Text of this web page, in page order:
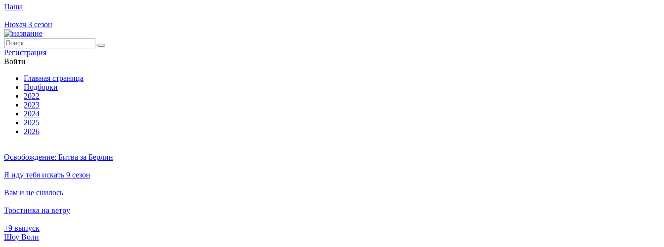
Паша
Нюхач 3 сезон
Ре­ги­ст­ра­ция
Вой­ти
Глав­ная стра­ни­ца
Подборки
2022
2023
2024
2025
2026
Освобождение: Битва за Берлин
Я иду тебя искать 9 сезон
Вам и не снилось
Тростинка на ветру
+9 выпуск
Шоу Воли